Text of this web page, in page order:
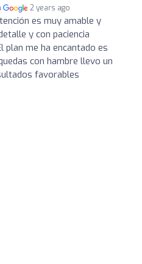
2 years ago
es muy amable y
y con paciencia
plan me ha encantado es
con hambre llevo un
favorables